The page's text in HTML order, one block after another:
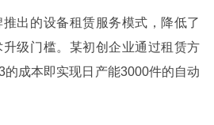
出的设备租赁服务模式，降低了
级门槛。某初创企业通过租赁方
的成本即实现日产能3000件的自动